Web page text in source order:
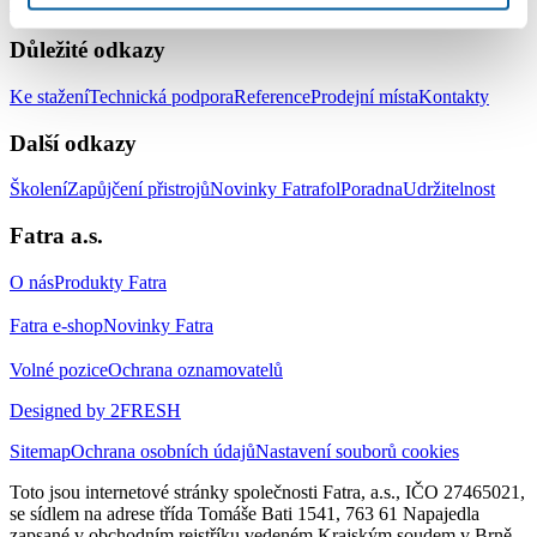
Důležité odkazy
Ke staženíTechnická podporaReferenceProdejní místaKontakty
Další odkazy
ŠkoleníZapůjčení přistrojůNovinky FatrafolPoradnaUdržitelnost
Fatra a.s.
O násProdukty Fatra
Fatra e-shopNovinky Fatra
Volné poziceOchrana oznamovatelů
Designed by 2FRESH
SitemapOchrana osobních údajůNastavení souborů cookies
Toto jsou internetové stránky společnosti Fatra, a.s., IČO 27465021,
se sídlem na adrese třída Tomáše Bati 1541, 763 61 Napajedla